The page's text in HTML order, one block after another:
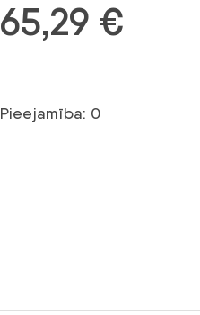
65,29 €
Pieejamība: 0